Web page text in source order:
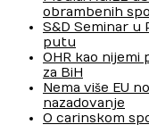
obrambenih
S&D Seminar u
putu
OHR kao
za BiH
Nema više EU
nazadovanje
O carinskom